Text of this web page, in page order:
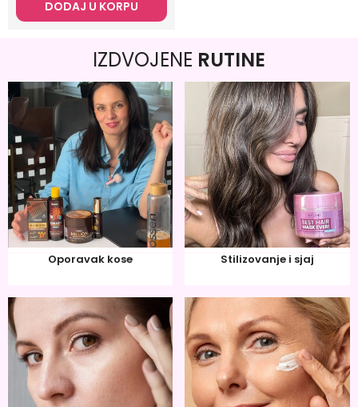
DODAJ U KORPU
IZDVOJENE RUTINE
Oporavak kose Stilizovanje i sjaj